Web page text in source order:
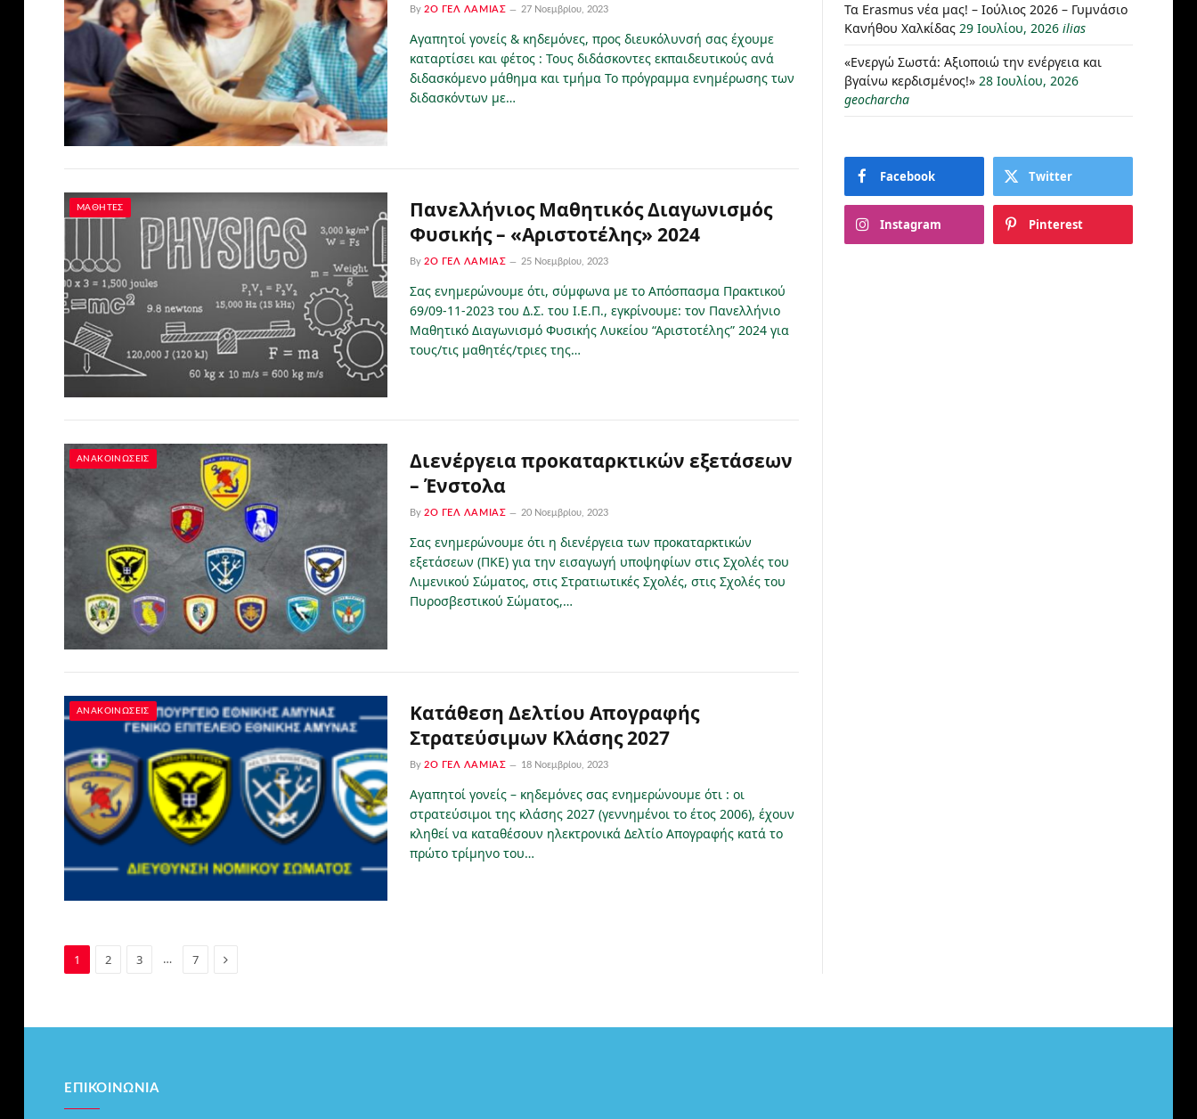
By 2Ο ΓΕΛ ΛΑΜΊΑΣ 27 Νοεμβρίου, 2023
Αγαπητοί γονείς & κηδεμόνες, προς διευκόλυνσή σας έχουμε
καταρτίσει και φέτος : Τους διδάσκοντες εκπαιδευτικούς ανά
διδασκόμενο μάθημα και τμήμα Το πρόγραμμα ενημέρωσης των
διδασκόντων με…
ΜΑΘΗΤΈΣ
Πανελλήνιος Μαθητικός Διαγωνισμός
Φυσικής – «Αριστοτέλης» 2024
By 2Ο ΓΕΛ ΛΑΜΊΑΣ 25 Νοεμβρίου, 2023
Σας ενημερώνουμε ότι, σύμφωνα με το Απόσπασμα Πρακτικού
69/09-11-2023 του Δ.Σ. του Ι.Ε.Π., εγκρίνουμε: τον Πανελλήνιο
Μαθητικό Διαγωνισμό Φυσικής Λυκείου “Αριστοτέλης” 2024 για
τους/τις μαθητές/τριες της…
ΑΝΑΚΟΙΝΏΣΕΙΣ
Διενέργεια προκαταρκτικών εξετάσεων
– Ένστολα
By 2Ο ΓΕΛ ΛΑΜΊΑΣ 20 Νοεμβρίου, 2023
Σας ενημερώνουμε ότι η διενέργεια των προκαταρκτικών
εξετάσεων (ΠΚΕ) για την εισαγωγή υποψηφίων στις Σχολές του
Λιμενικού Σώματος, στις Στρατιωτικές Σχολές, στις Σχολές του
Πυροσβεστικού Σώματος,…
ΑΝΑΚΟΙΝΏΣΕΙΣ
Κατάθεση Δελτίου Απογραφής
Στρατεύσιμων Κλάσης 2027
By 2Ο ΓΕΛ ΛΑΜΊΑΣ 18 Νοεμβρίου, 2023
Αγαπητοί γονείς – κηδεμόνες σας ενημερώνουμε ότι : οι
στρατεύσιμοι της κλάσης 2027 (γεννημένοι το έτος 2006), έχουν
κληθεί να καταθέσουν ηλεκτρονικά Δελτίο Απογραφής κατά το
πρώτο τρίμηνο του…
1 2 3 … 7 Next
Τα Erasmus νέα μας! – Ιούλιος 2026 – Γυμνάσιο
Κανήθου Χαλκίδας 29 Ιουλίου, 2026 ilias
«Ενεργώ Σωστά: Αξιοποιώ την ενέργεια και
βγαίνω κερδισμένος!» 28 Ιουλίου, 2026
geocharcha
Facebook Twitter
Instagram Pinterest
ΕΠΙΚΟΙΝΩΝΊΑ